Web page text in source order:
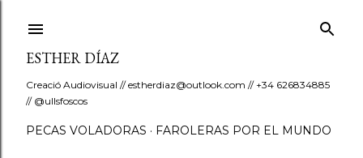
ESTHER DÍAZ
Creació Audiovisual // estherdiaz@outlook.com // +34 626834885
// @ullsfoscos
PECAS VOLADORAS FAROLERAS POR EL MUNDO